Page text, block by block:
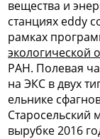
вещества и
станциях eddy
рамках
экологической
РАН. Полевая
на ЭКС в двух
ельнике
Старосельский
вырубке 2016